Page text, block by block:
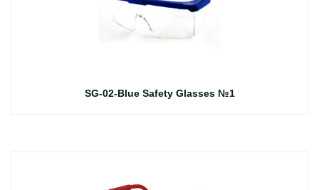
SG-02-Blue Safety Glasses №1